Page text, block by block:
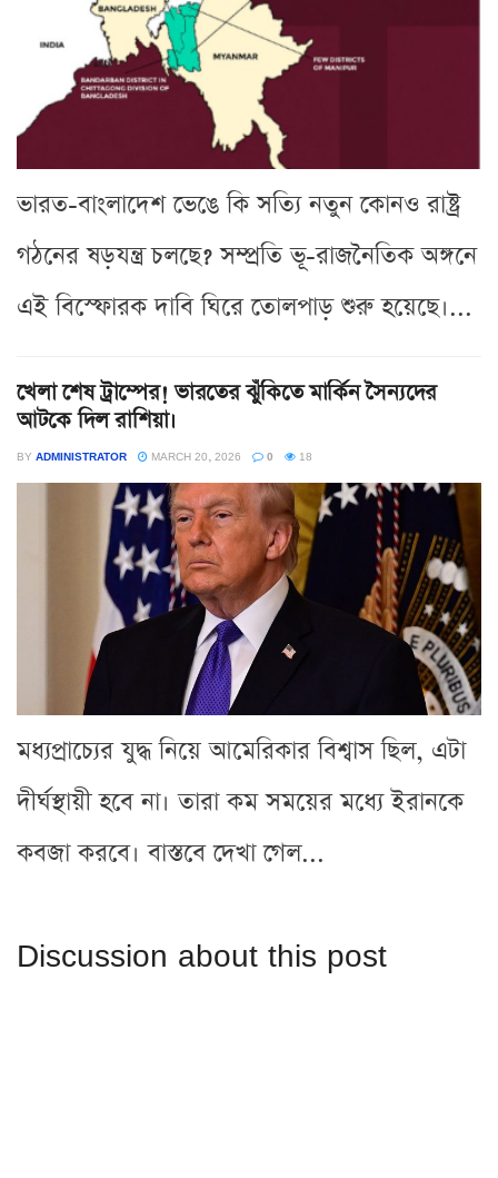
ভারত-বাংলাদেশ ভেঙে কি সত্যি নতুন কোনও রাষ্ট্র
গঠনের ষড়যন্ত্র চলছে? সম্প্রতি ভূ-রাজনৈতিক অঙ্গনে
এই বিস্ফোরক দাবি ঘিরে তোলপাড় শুরু হয়েছে।...
খেলা শেষ ট্রাম্পের! ভারতের ঝুঁকিতে মার্কিন সৈন্যদের
আটকে দিল রাশিয়া।
BY ADMINISTRATOR MARCH 20, 2026 0 18
মধ্যপ্রাচ্যের যুদ্ধ নিয়ে আমেরিকার বিশ্বাস ছিল, এটা
দীর্ঘস্থায়ী হবে না। তারা কম সময়ের মধ্যে ইরানকে
কবজা করবে। বাস্তবে দেখা গেল...
Discussion about this post